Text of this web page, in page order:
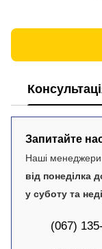
Запитайте
Наші
від понеділка
у суботу та
(067)